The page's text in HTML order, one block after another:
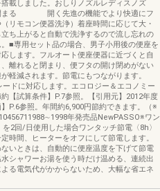
載しました。おしりノズルレディスノズ
る 開く先進の機能でより快適にフ
リモコン便器洗浄）着座時間に応じて大・
ち上がると自動で洗浄するので流し忘れの
■専用セット品の場合、男子小用後の便座を
します。フルオート便座便器に近づくと自
離れると閉まり、便フタの開け閉めがない
軽減されます。節電にもつながります。
ードに対応します。エコロジー＆エコノミー
【試算条件】P.7参照。【引用元】2012年度
P.6参照。年間約6,900円節約できます。（※
年発売品NewPASSO※ワン
2回/日使用した場合ワンタッチ節電〈8h〉
時間、ヒーターをオフにして節電します。
いときは、自動的に便座温度を下げて節電
シャワーお湯を使う時だけ温める、連続出
る電気代がかからないため、大幅な省エネ